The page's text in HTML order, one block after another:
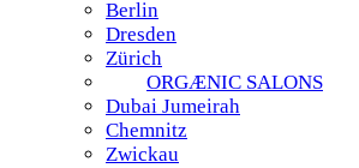
Berlin
Dresden
Zürich
ORGÆNIC SALONS
Dubai Jumeirah
Chemnitz
Zwickau